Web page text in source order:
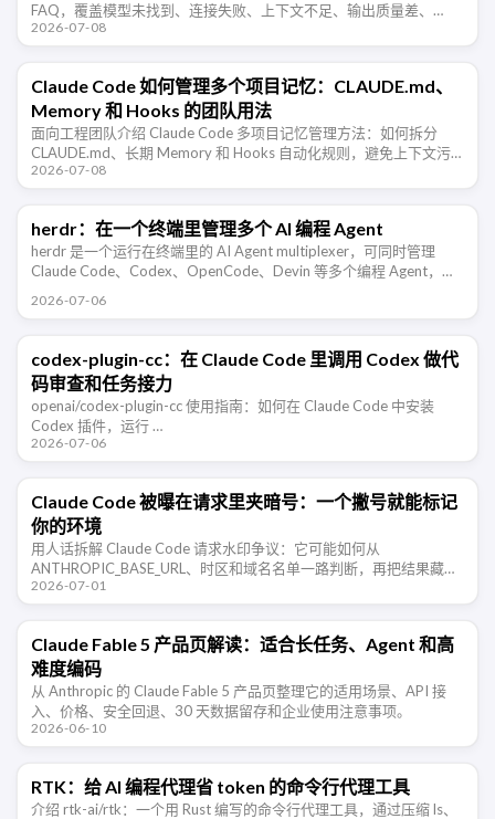
FAQ，覆盖模型未找到、连接失败、上下文不足、输出质量差、
Windows/WSL 访问等排障场景。
2026-07-08
Claude Code 如何管理多个项目记忆：CLAUDE.md、
Memory 和 Hooks 的团队用法
面向工程团队介绍 Claude Code 多项目记忆管理方法：如何拆分
CLAUDE.md、长期 Memory 和 Hooks 自动化规则，避免上下文污
染，让 AI 编程助手在不同仓库里稳定协作。
2026-07-08
herdr：在一个终端里管理多个 AI 编程 Agent
herdr 是一个运行在终端里的 AI Agent multiplexer，可同时管理
Claude Code、Codex、OpenCode、Devin 等多个编程 Agent，并
2026-07-06
codex-plugin-cc：在 Claude Code 里调用 Codex 做代
码审查和任务接力
openai/codex-plugin-cc 使用指南：如何在 Claude Code 中安装
Codex 插件，运行 …
2026-07-06
Claude Code 被曝在请求里夹暗号：一个撇号就能标记
你的环境
用人话拆解 Claude Code 请求水印争议：它可能如何从
ANTHROPIC_BASE_URL、时区和域名名单一路判断，再把结果藏进
一句日期提示里。
2026-07-01
Claude Fable 5 产品页解读：适合长任务、Agent 和高
难度编码
从 Anthropic 的 Claude Fable 5 产品页整理它的适用场景、API 接
入、价格、安全回退、30 天数据留存和企业使用注意事项。
2026-06-10
RTK：给 AI 编程代理省 token 的命令行代理工具
介绍 rtk-ai/rtk：一个用 Rust 编写的命令行代理工具，通过压缩 ls、